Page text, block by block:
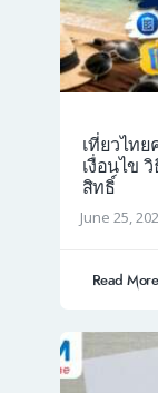
เที่ยวไท
เงื่อนไข
สิทธิ์
June 25,
Read More